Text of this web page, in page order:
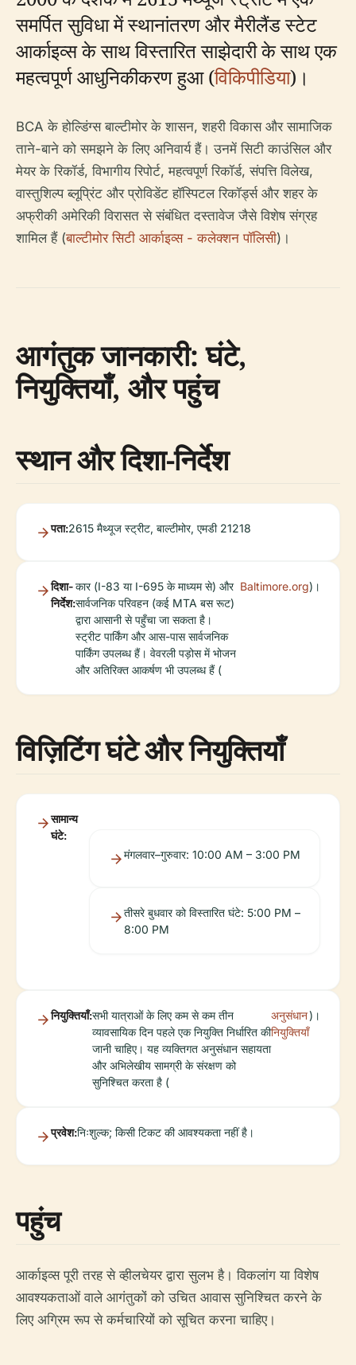
समर्पित सुविधा में स्थानांतरण और मैरीलैंड स्टेट
आर्काइव्स के साथ विस्तारित साझेदारी के साथ एक
महत्वपूर्ण आधुनिकीकरण हुआ (विकिपीडिया)।
BCA के होल्डिंग्स बाल्टीमोर के शासन, शहरी विकास और सामाजिक
ताने-बाने को समझने के लिए अनिवार्य हैं। उनमें सिटी काउंसिल और
मेयर के रिकॉर्ड, विभागीय रिपोर्ट, महत्वपूर्ण रिकॉर्ड, संपत्ति विलेख,
वास्तुशिल्प ब्लूप्रिंट और प्रोविडेंट हॉस्पिटल रिकॉर्ड्स और शहर के
अफ्रीकी अमेरिकी विरासत से संबंधित दस्तावेज जैसे विशेष संग्रह
शामिल हैं (बाल्टीमोर सिटी आर्काइव्स - कलेक्शन पॉलिसी)।
आगंतुक जानकारी: घंटे,
नियुक्तियाँ, और पहुंच
स्थान और दिशा-निर्देश
पता:2615 मैथ्यूज स्ट्रीट, बाल्टीमोर, एमडी 21218
दिशा-
निर्देश:
कार (I-83 या I-695 के माध्यम से) और
सार्वजनिक परिवहन (कई MTA बस रूट)
द्वारा आसानी से पहुँचा जा सकता है।
स्ट्रीट पार्किंग और आस-पास सार्वजनिक
पार्किंग उपलब्ध हैं। वेवरली पड़ोस में भोजन
और अतिरिक्त आकर्षण भी उपलब्ध हैं (
Baltimore.org)।
विज़िटिंग घंटे और नियुक्तियाँ
सामान्य
घंटे:
मंगलवार–गुरुवार: 10:00 AM – 3:00 PM
तीसरे बुधवार को विस्तारित घंटे: 5:00 PM –
8:00 PM
नियुक्तियाँ:सभी यात्राओं के लिए कम से कम तीन
व्यावसायिक दिन पहले एक नियुक्ति निर्धारित की
जानी चाहिए। यह व्यक्तिगत अनुसंधान सहायता
और अभिलेखीय सामग्री के संरक्षण को
सुनिश्चित करता है (
अनुसंधान
नियुक्तियाँ
)।
प्रवेश:निःशुल्क; किसी टिकट की आवश्यकता नहीं है।
पहुंच
आर्काइव्स पूरी तरह से व्हीलचेयर द्वारा सुलभ है। विकलांग या विशेष
आवश्यकताओं वाले आगंतुकों को उचित आवास सुनिश्चित करने के
लिए अग्रिम रूप से कर्मचारियों को सूचित करना चाहिए।